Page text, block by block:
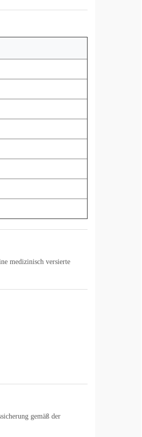
medizinisch versierte
gemäß der